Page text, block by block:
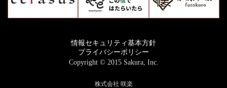
情報セキュリティ基本方針
プライバシーポリシー
Copyright © 2015 Sakura, Inc.
株式会社 咲楽